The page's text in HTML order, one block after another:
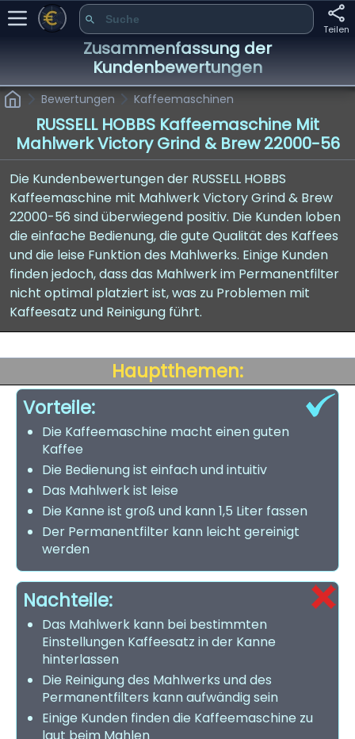
Teilen
Zusammenfassung der
Kundenbewertungen
Bewertungen Kaffeemaschinen
RUSSELL HOBBS Kaffeemaschine Mit
Mahlwerk Victory Grind & Brew 22000-56
Die Kundenbewertungen der RUSSELL HOBBS
Kaffeemaschine mit Mahlwerk Victory Grind & Brew
22000-56 sind überwiegend positiv. Die Kunden loben
die einfache Bedienung, die gute Qualität des Kaffees
und die leise Funktion des Mahlwerks. Einige Kunden
finden jedoch, dass das Mahlwerk im Permanentfilter
nicht optimal platziert ist, was zu Problemen mit
Kaffeesatz und Reinigung führt.
Hauptthemen:
Vorteile:
Die Kaffeemaschine macht einen guten
Kaffee
Die Bedienung ist einfach und intuitiv
Das Mahlwerk ist leise
Die Kanne ist groß und kann 1,5 Liter fassen
Der Permanentfilter kann leicht gereinigt
werden
Nachteile:
Das Mahlwerk kann bei bestimmten
Einstellungen Kaffeesatz in der Kanne
hinterlassen
Die Reinigung des Mahlwerks und des
Permanentfilters kann aufwändig sein
Einige Kunden finden die Kaffeemaschine zu